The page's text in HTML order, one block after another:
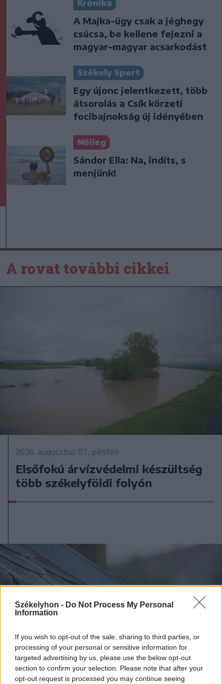
Székelyhon - Do Not Process My Personal
Information
If you wish to opt-out of the sale, sharing to third parties, or
processing of your personal or sensitive information for
targeted advertising by us, please use the below opt-out
section to confirm your selection. Please note that after your
opt-out request is processed you may continue seeing
Krónika
A Majka-ügy csak a jéghegy
csúcsa, be kellene fejezni a
magyar–magyar acsarkodást
Székely Sport
Egy újonc jelentkezett, több
átsorolás a Csík körzeti
focibajnokság új idényében
Nőileg
Sándor Ella: Na, indíts, s
menjünk!
A rovat további cikkei
2026. augusztus 07., péntek
Elsőfokú árvízvédelmi készültség
több székelyföldi folyón